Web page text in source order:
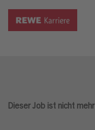
Dieser Job ist nicht